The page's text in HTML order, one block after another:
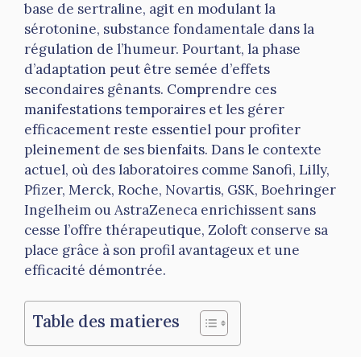
base de sertraline, agit en modulant la
sérotonine, substance fondamentale dans la
régulation de l’humeur. Pourtant, la phase
d’adaptation peut être semée d’effets
secondaires gênants. Comprendre ces
manifestations temporaires et les gérer
efficacement reste essentiel pour profiter
pleinement de ses bienfaits. Dans le contexte
actuel, où des laboratoires comme Sanofi, Lilly,
Pfizer, Merck, Roche, Novartis, GSK, Boehringer
Ingelheim ou AstraZeneca enrichissent sans
cesse l’offre thérapeutique, Zoloft conserve sa
place grâce à son profil avantageux et une
efficacité démontrée.
Table des matieres